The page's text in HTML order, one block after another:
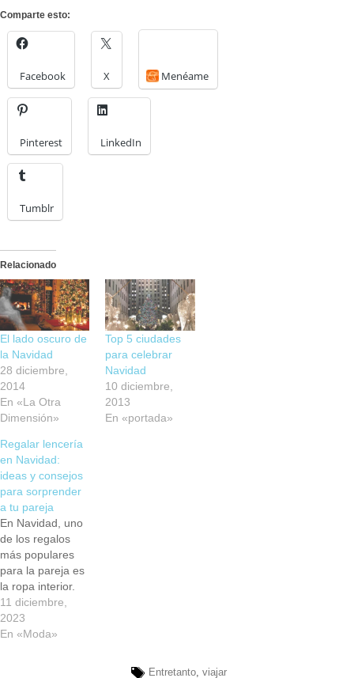
Comparte esto:
Facebook X Menéame
Pinterest LinkedIn
Tumblr
Relacionado
El lado oscuro de
la Navidad
28 diciembre,
2014
En «La Otra
Dimensión»
Top 5 ciudades
para celebrar
Navidad
10 diciembre,
2013
En «portada»
Regalar lencería
en Navidad:
ideas y consejos
para sorprender
a tu pareja
En Navidad, uno
de los regalos
más populares
para la pareja es
la ropa interior.
De hecho, en
cuanto se
acercan las
11 diciembre,
2023
En «Moda»
Entretanto, viajar